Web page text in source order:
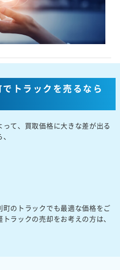
トラックを売るなら
て、買取価格に大きな差が出る
のトラックでも最適な価格をご
ラックの売却をお考えの方は、